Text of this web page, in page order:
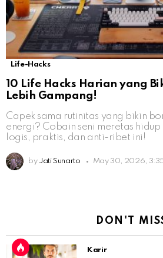
Life-Hacks
10 Life Hacks Harian yang
Lebih Gampang!
Capek sama rutinitas yang bikin
energi? Cobain seni meretas hidup
logis, praktis, dan anti-ribet ini!
by Jati Sunarto May 30, 2026,
DON'T
Karir